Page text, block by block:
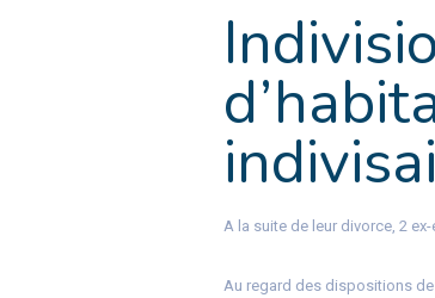
A la suite de leur divorce, 2
Au regard des dispositions